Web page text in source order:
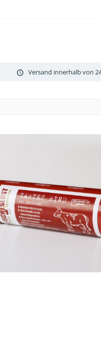
Versand innerhalb von